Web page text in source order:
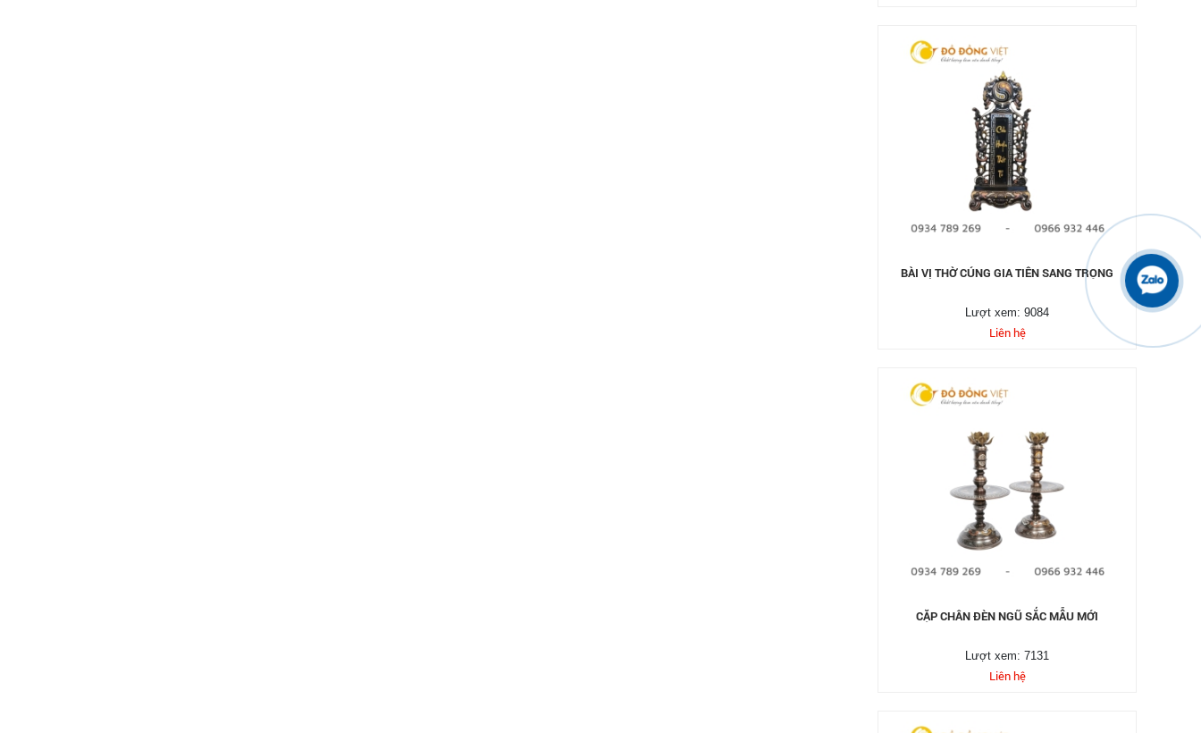
BÀI VỊ THỜ CÚNG GIA TIÊN SANG TRỌNG
Lượt xem: 9084
Liên hệ
CẶP CHÂN ĐÈN NGŨ SẮC MẪU MỚI
Lượt xem: 7131
Liên hệ